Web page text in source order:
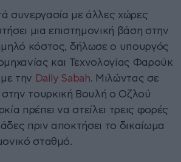
συνεργασία με άλλες χώρες
μια επιστημονική βάση στην
κόστος, δήλωσε ο υπουργός
και Τεχνολογίας Φαρούκ
την Daily Sabah. Μιλώντας σε
τουρκική Βουλή ο Οζλού
πρέπει να στείλει τρεις φορές
πριν αποκτήσει το δικαίωμα
σταθμό.